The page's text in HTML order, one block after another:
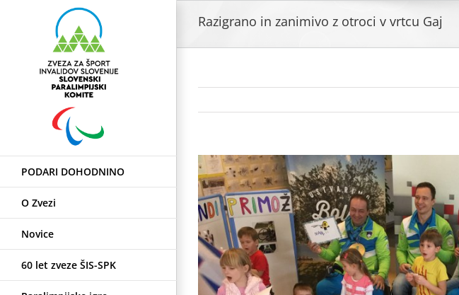
PODARI DOHODNINO
O Zvezi
Novice
60 let zveze ŠIS-SPK
Razigrano in zanimivo z otroci v vrtcu Gaj
View
Larger
Image